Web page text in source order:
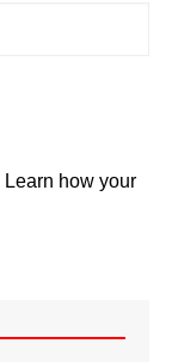
Learn how your